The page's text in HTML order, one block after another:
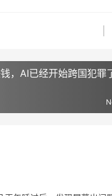
，AI已经开始跨国犯罪